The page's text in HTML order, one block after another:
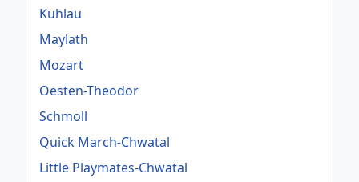
Kuhlau
Maylath
Mozart
Oesten-Theodor
Schmoll
Quick March-Chwatal
Little Playmates-Chwatal